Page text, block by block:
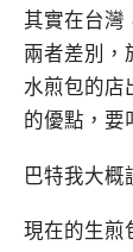
其實在台灣
兩者差別，
水煎包的店
的優點，要
巴特我大概
現在的生煎